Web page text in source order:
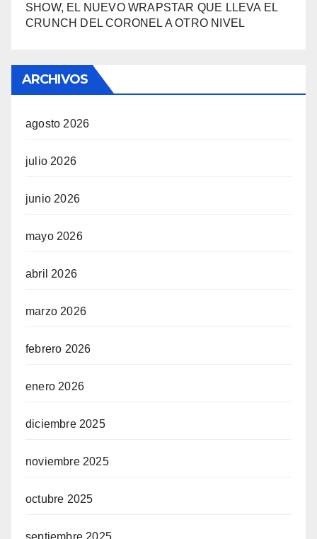
SHOW, EL NUEVO WRAPSTAR QUE LLEVA EL
CRUNCH DEL CORONEL A OTRO NIVEL
ARCHIVOS
agosto 2026
julio 2026
junio 2026
mayo 2026
abril 2026
marzo 2026
febrero 2026
enero 2026
diciembre 2025
noviembre 2025
octubre 2025
septiembre 2025